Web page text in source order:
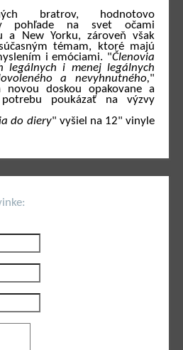
bratrov, hodnotovo
pohľade na svet očami
a New Yorku, zároveň však
témam, ktoré majú
i emóciami. "Členovia
legálnych i menej legálnych
a nevyhnutného,"
novou doskou opakovane a
poukázať na výzvy
do diery" vyšiel na 12" vinyle